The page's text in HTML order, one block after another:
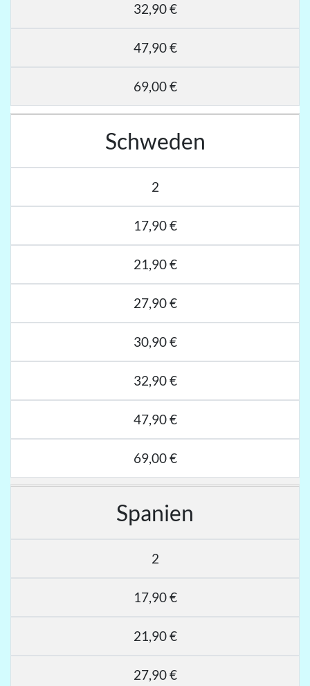
32,90 €
47,90 €
69,00 €
Schweden
2
17,90 €
21,90 €
27,90 €
30,90 €
32,90 €
47,90 €
69,00 €
Spanien
2
17,90 €
21,90 €
27,90 €